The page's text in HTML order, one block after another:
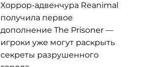
Хоррор-адвенчура Reanimal
получила первое
дополнение The Prisoner —
игроки уже могут раскрыть
секреты разрушенного